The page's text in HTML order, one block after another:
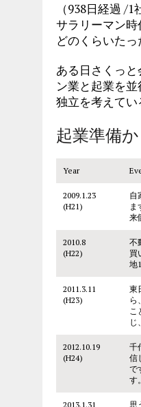
（938日経過 /
サラリーマン時
どのくらいた
ある日さくっ
ン業と起業を
独立を考えて
起業準備
Year
2009.1.23
(H21)
自
ま
来
2010.8
(H22)
不
買
地
2011.3.11
(H23)
東
ら
こ
じ
2012.10.19
(H24)
千
信
で
す。
2013.1.31
思